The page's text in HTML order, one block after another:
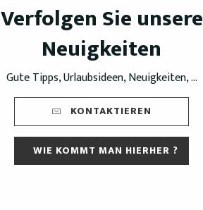
Verfolgen Sie unsere
Neuigkeiten
Gute Tipps, Urlaubsideen, Neuigkeiten, ...
KONTAKTIEREN
WIE KOMMT MAN HIERHER ?